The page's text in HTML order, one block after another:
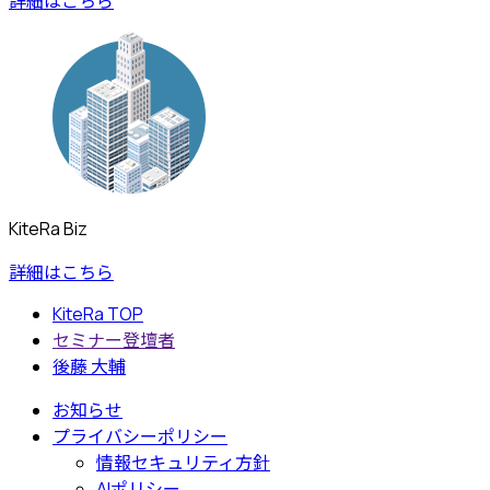
KiteRa Biz
詳細はこちら
KiteRa TOP
セミナー登壇者
後藤 大輔
お知らせ
プライバシーポリシー
情報セキュリティ方針